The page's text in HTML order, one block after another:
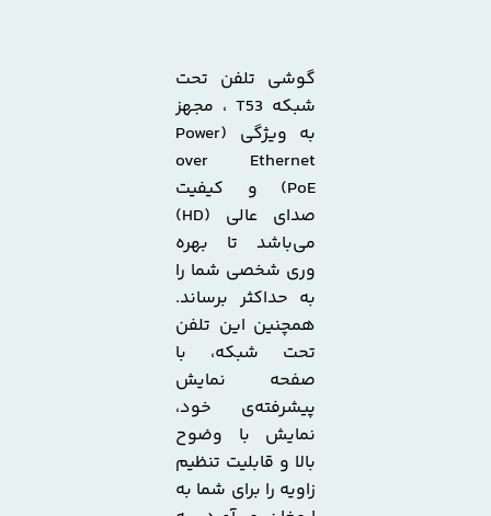
گوشی تلفن تحت
شبکه T53 ، مجهز
به ویژگی (Power
over Ethernet
(PoE و کیفیت
صدای عالی (HD)
می‌باشد تا بهره
وری شخصی شما را
به حداکثر برساند.
همچنین این تلفن
تحت شبکه، با
صفحه نمایش
پیشرفته‌ی خود،
نمایش با وضوح
بالا و قابلیت تنظیم
زاویه را برای شما به